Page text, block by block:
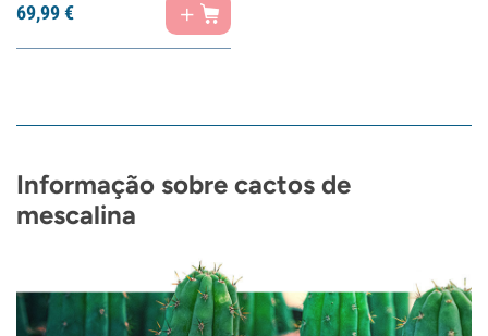
69,99€
Informação sobre cactos de
mescalina